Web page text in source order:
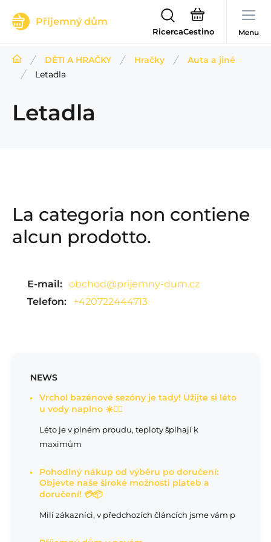
Příjemný dům
Ricerca Menu
DĚTI A HRAČKY Hračky
Auta a jiné
Letadla
Letadla
La categoria non contiene
alcun prodotto.
E-mail: obchod@prijemny-dum.cz
Telefon:
+420722444713
NEWS
Vrchol bazénové sezóny je tady! Užijte si léto
u vody naplno ☀️🏊‍♂️
Léto je v plném proudu, teploty šplhají k
maximům
Pohodlný nákup od výběru po doručení:
Objevte naše široké možnosti plateb a
doručení! 💳📦
Milí zákazníci, v předchozích článcích jsme vám p